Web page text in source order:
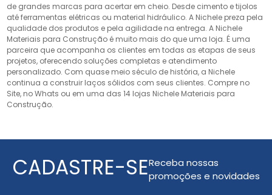
de grandes marcas para acertar em cheio. Desde cimento e tijolos
até ferramentas elétricas ou material hidráulico. A Nichele preza pela
qualidade dos produtos e pela agilidade na entrega. A Nichele
Materiais para Construção é muito mais do que uma loja. É uma
parceira que acompanha os clientes em todas as etapas de seus
projetos, oferecendo soluções completas e atendimento
personalizado. Com quase meio século de história, a Nichele
continua a construir laços sólidos com seus clientes. Compre no
Site, no Whats ou em uma das 14 lojas Nichele Materiais para
Construção.
CADASTRE-SEReceba nossas
promoções e novidades